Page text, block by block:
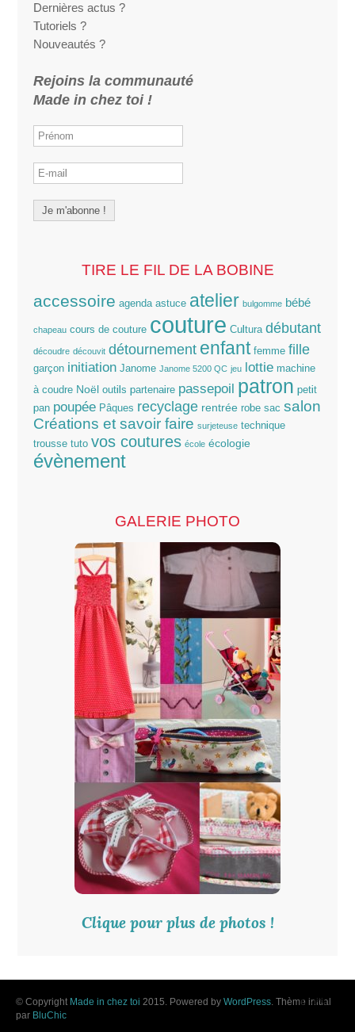
Dernières actus ?
Tutoriels ?
Nouveautés ?
Rejoins la communauté
Made in chez toi !
TIRE LE FIL DE LA BOBINE
accessoire agenda astuce atelier bulgomme bébé
chapeau cours de couture couture Cultura débutant
découdre découvit détournement enfant femme fille
garçon initiation Janome Janome 5200 QC jeu lottie machine
à coudre Noël outils partenaire passepoil patron petit
pan poupée Pâques recyclage rentrée robe sac salon
Créations et savoir faire surjeteuse technique
trousse tuto vos coutures école écologie
évènement
GALERIE PHOTO
Clique pour plus de photos !
© Copyright Made in chez toi 2015. Powered by WordPress . Thème initial
par BluChic